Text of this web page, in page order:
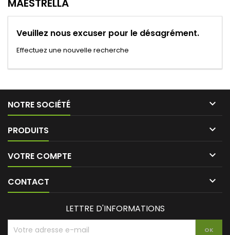
MAESTRELLA
Veuillez nous excuser pour le désagrément.
Effectuez une nouvelle recherche
NOTRE SOCIÉTÉ 
PRODUITS 
VOTRE COMPTE 
CONTACT 
LETTRE D'INFORMATIONS